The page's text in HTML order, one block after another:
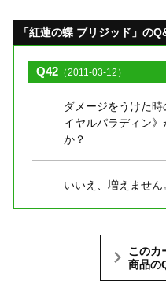
「紅蓮の蝶 ブリジッド」の
Q42 （2011-03-12）
ダメージをうけた
イヤルパラディン
か？
いいえ、増えません
このカ
商品の